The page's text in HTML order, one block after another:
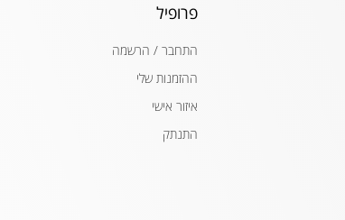
פרופיל
התחבר / הרשמה
ההזמנות שלי
איזור אישי
התנתק